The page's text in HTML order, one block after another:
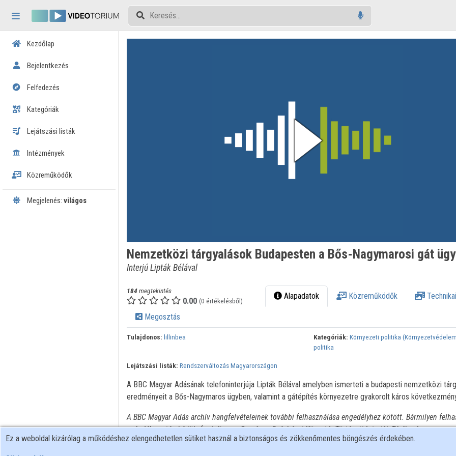
Tartalom kihagyása
Kezdőlap
Bejelentkezés
Felfedezés
Kategóriák
Lejátszási listák
Intézmények
Közreműködők
Megjelenés: világos
Nemzetközi tárgyalások Budapesten a Bős-Nagymarosi gát
Interjú Lipták Bélával
184megtekintés
0.00 (0 értékelésből) Alapadatok Közreműködők
Megosztás
Tulajdonos: lillinbea Kategóriák: Környezeti politika
politika
Lejátszási listák: Rendszerváltozás Magyarországon
A BBC Magyar Adásának telefoninterjúja Lipták Bélával amelyben ismerteti a budapesti nemzetközi
eredményeit a Bős-Nagymaros ügyben, valamint a gátépítés környezetre gyakorolt káros
A BBC Magyar Adás archív hangfelvételeinek további felhasználása engedélyhez kötött. Bármilyen
szándék esetén kérjük, forduljon az Országos Széchényi Könyvtár Történeti Interjúk Tárához!
Ez a weboldal kizárólag a működéshez elengedhetetlen sütiket használ a biztonságos és zökkenőmentes böngészés érdekében.